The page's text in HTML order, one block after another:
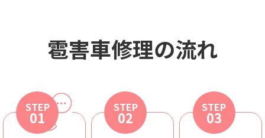
雹害車修理の流れ
STEP
01
STEP
02
STEP
03